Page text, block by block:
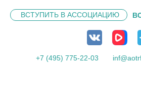
ВСТУПИТЬ В АССОЦИАЦИЮ
+7 (495) 775-22-03